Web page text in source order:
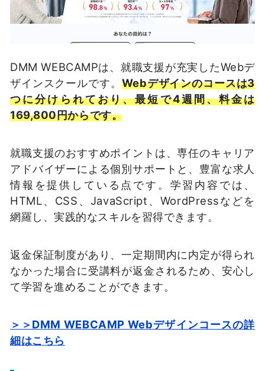
DMM WEBCAMPは、就職支援が充実したWebデ
ザインスクールです。 Webデザインのコースは3
つに分けられており、最短で4週間、料金は
169,800円からです。
就職支援のおすすめポイントは、専任のキャリア
アドバイザーによる個別サポートと、豊富な求人
情報を提供している点です。学習内容では、
HTML、CSS、JavaScript、WordPressなどを
網羅し、実践的なスキルを習得できます。
返金保証制度があり、一定期間内に内定が得られ
なかった場合に受講料が返金されるため、安心し
て学習を進めることができます。
＞＞DMM WEBCAMP Webデザインコースの詳
細はこちら